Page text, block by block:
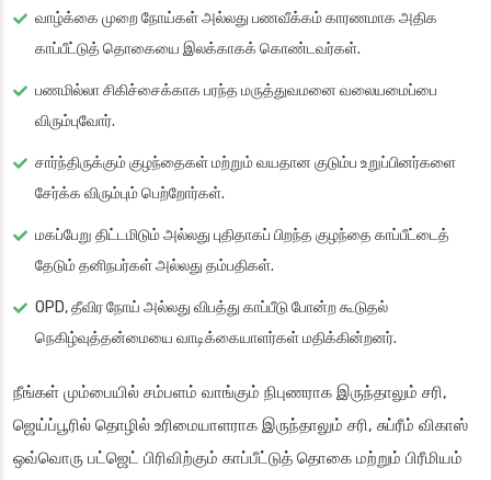
வாழ்க்கை முறை நோய்கள் அல்லது பணவீக்கம் காரணமாக அதிக
காப்பீட்டுத் தொகையை இலக்காகக் கொண்டவர்கள்.
பணமில்லா சிகிச்சைக்காக பரந்த மருத்துவமனை வலையமைப்பை
விரும்புவோர்.
சார்ந்திருக்கும் குழந்தைகள் மற்றும் வயதான குடும்ப உறுப்பினர்களை
சேர்க்க விரும்பும் பெற்றோர்கள்.
மகப்பேறு திட்டமிடும் அல்லது புதிதாகப் பிறந்த குழந்தை காப்பீட்டைத்
தேடும் தனிநபர்கள் அல்லது தம்பதிகள்.
OPD, தீவிர நோய் அல்லது விபத்து காப்பீடு போன்ற கூடுதல்
நெகிழ்வுத்தன்மையை வாடிக்கையாளர்கள் மதிக்கின்றனர்.
நீங்கள் மும்பையில் சம்பளம் வாங்கும் நிபுணராக இருந்தாலும் சரி,
ஜெய்ப்பூரில் தொழில் உரிமையாளராக இருந்தாலும் சரி, சுப்ரீம் விகாஸ்
ஒவ்வொரு பட்ஜெட் பிரிவிற்கும் காப்பீட்டுத் தொகை மற்றும் பிரீமியம்